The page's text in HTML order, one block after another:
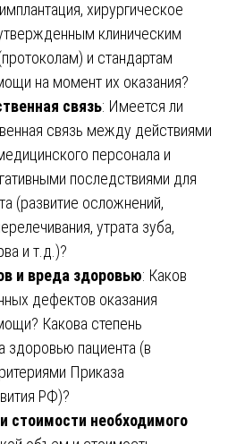
хирургическое
клиническим
и стандартам
на момент их оказания?
связь: Имеется ли
связь между действиями
персонала и
последствиями для
(развитие осложнений,
утрата зуба,
и т.д.)?
и вреда здоровью: Каков
дефектов оказания
Какова степень
здоровью пациента (в
Приказа
РФ)?
стоимости необходимого